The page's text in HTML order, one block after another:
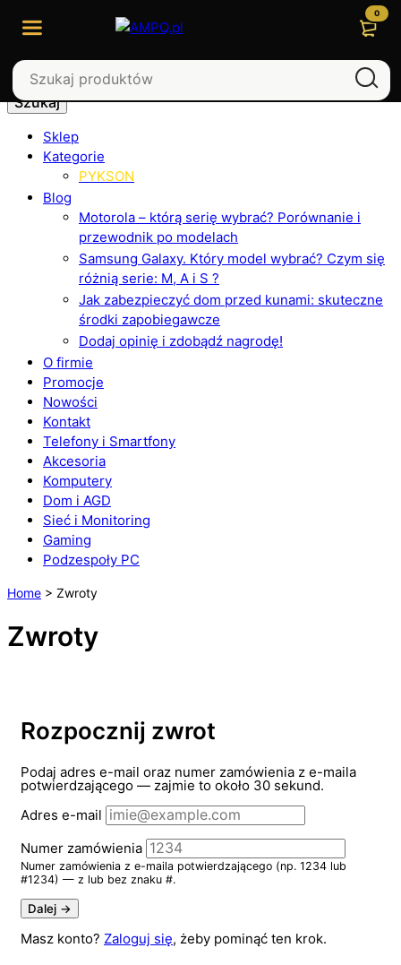
Szukaj
Sklep
Kategorie
PYKSON
Blog
Motorola – którą serię wybrać? Porównanie i
przewodnik po modelach
Samsung Galaxy. Który model wybrać? Czym się
różnią serie: M, A i S ?
Jak zabezpieczyć dom przed kunami: skuteczne
środki zapobiegawcze
Dodaj opinię i zdobądź nagrodę!
O firmie
Promocje
Nowości
Kontakt
Telefony i Smartfony
Akcesoria
Komputery
Dom i AGD
Sieć i Monitoring
Gaming
Podzespoły PC
0
Home > Zwroty
Zwroty
Rozpocznij zwrot
Podaj adres e-mail oraz numer zamówienia z e-maila
potwierdzającego — zajmie to około 30 sekund.
Adres e-mail
Numer zamówienia
Numer zamówienia z e-maila potwierdzającego (np. 1234 lub
#1234) — z lub bez znaku #.
Dalej →
Masz konto? Zaloguj się, żeby pominąć ten krok.